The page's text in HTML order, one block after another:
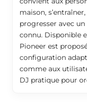
maison,
progresser avec
connu. Disponible
Pioneer est
configuration
comme aux
DJ pratique pour